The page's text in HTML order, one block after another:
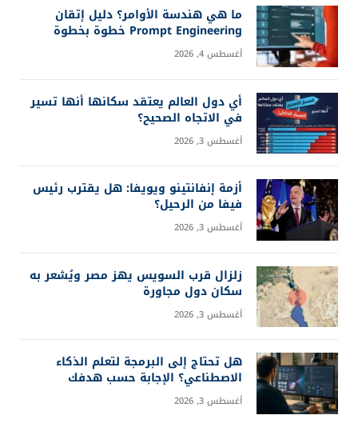
ما هي هندسة الأوامر؟ دليل إتقان
Prompt Engineering خطوة بخطوة
أغسطس 4, 2026
أي دول العالم يعتقد سكانها أنها تسير
في الاتجاه الصحيح؟
أغسطس 3, 2026
أزمة إنفانتينو ويويفا: هل يقترب رئيس
فيفا من الرحيل؟
أغسطس 3, 2026
زلزال قرب السويس يهز مصر ويُشعر به
سكان دول مجاورة
أغسطس 3, 2026
هل تحتاج إلى البرمجة لتعلم الذكاء
الاصطناعي؟ الإجابة حسب هدفك
أغسطس 3, 2026